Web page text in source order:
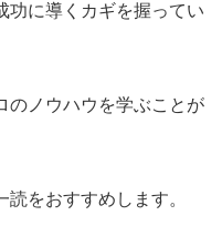
功に導くカギを握ってい
のノウハウを学ぶことが
をおすすめします。